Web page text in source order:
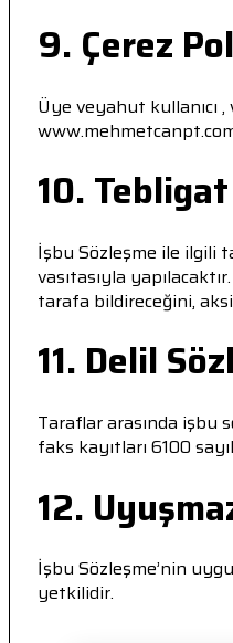
9. Çerez
Üye veyahut kullanıcı
10. Tebligat
İşbu Sözleşme ile ilgili
vasıtasıyla
tarafa bildireceğini,
11. Delil
Taraflar arasında işbu
faks kayıtları 6100
12.
İşbu Sözleşme’nin
yetkilidir.